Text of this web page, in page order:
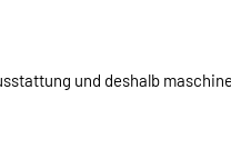
und deshalb